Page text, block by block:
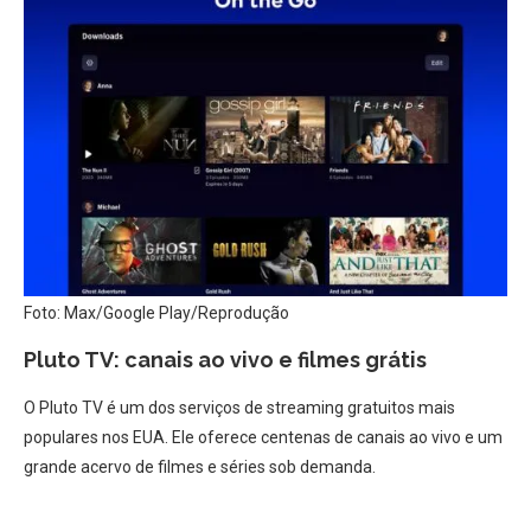
Foto: Max/Google Play/Reprodução
Pluto TV: canais ao vivo e filmes grátis
O Pluto TV é um dos serviços de streaming gratuitos mais
populares nos EUA. Ele oferece centenas de canais ao vivo e um
grande acervo de filmes e séries sob demanda.